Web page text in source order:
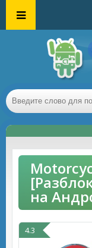
на
4.3